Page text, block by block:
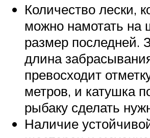
Количество лески,
можно намотать на
размер последней.
длина
превосходит
метров, и катушка
рыбаку сделать
Наличие